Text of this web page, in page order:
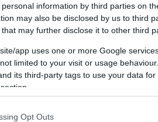
information by third parties on
may also be disclosed by us to third
that may further disclose it to other third
app uses one or more Google
limited to your visit or usage
its third-party tags to use your data
Opt Outs